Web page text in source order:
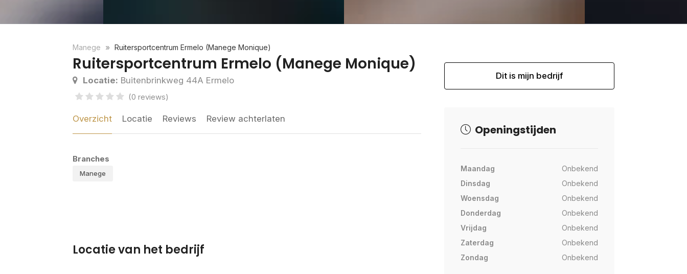
Manege Ruitersportcentrum Ermelo (Manege Monique)
Ruitersportcentrum Ermelo (Manege Monique)
Locatie: Buitenbrinkweg 44A Ermelo
(0 reviews)
Overzicht Locatie Reviews Review achterlaten
Branches
Manege
Locatie van het bedrijf
Dit is mijn bedrijf
Openingstijden
Maandag
Onbekend
Dinsdag
Onbekend
Woensdag
Onbekend
Donderdag
Onbekend
Vrijdag
Onbekend
Zaterdag
Onbekend
Zondag
Onbekend